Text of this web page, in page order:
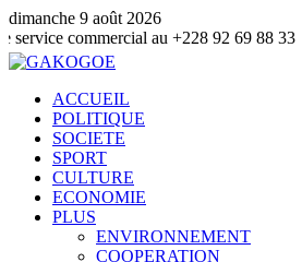
dimanche 9 août 2026
au +228 92 69 88 33
ACCUEIL
POLITIQUE
SOCIETE
SPORT
CULTURE
ECONOMIE
PLUS
ENVIRONNEMENT
COOPERATION